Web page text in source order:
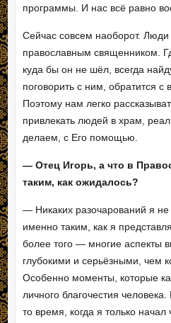
программы. И нас всё равно
Сейчас совсем наоборот.
православным священником.
куда бы он не шёл, всегда
поговорить с ним, обратится с
Поэтому нам легко
привлекать людей в храм,
делаем, с Его помощью.
— Отец Игорь, а что в
таким, как ожидалось?
— Никаких разочарований я не
именно таким, как я
более того — многие аспекты
глубокими и серьёзными, чем
Особенно моменты, которые
личного благочестия
то время, когда я только начал